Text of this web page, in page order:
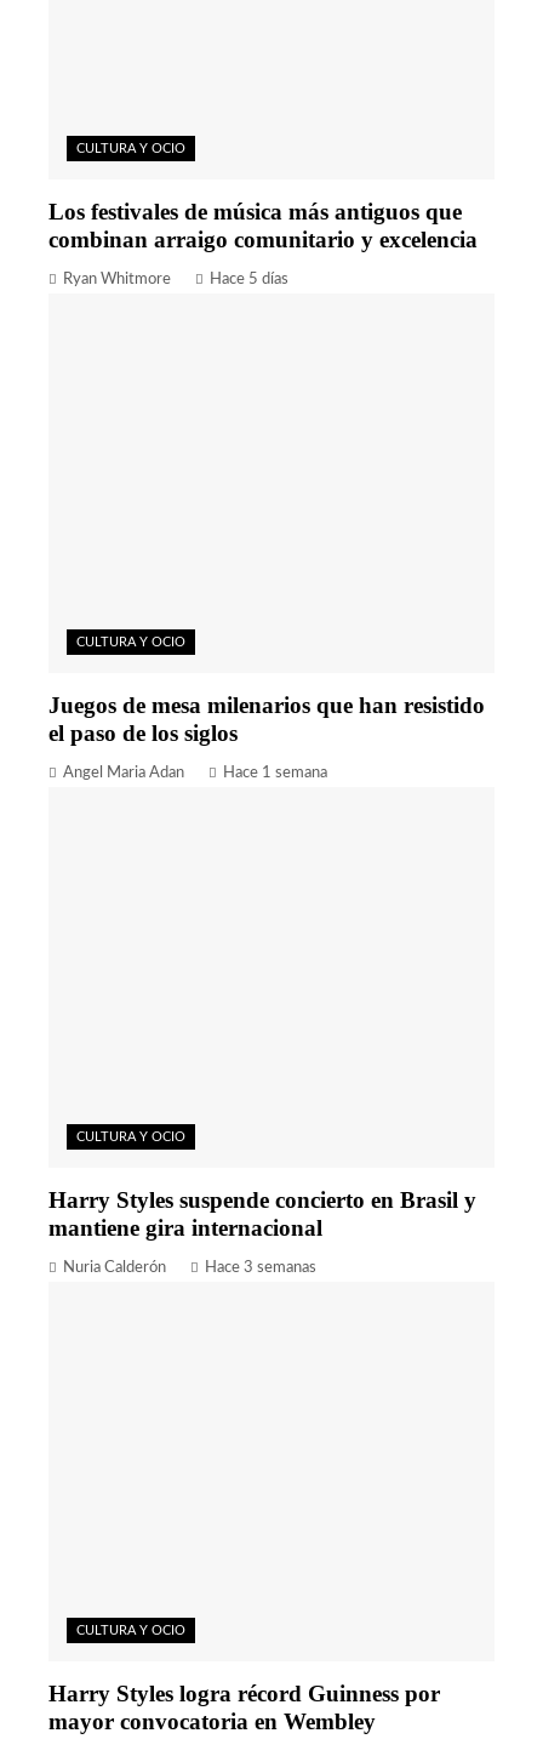
CULTURA Y OCIO
Los festivales de música más antiguos que
combinan arraigo comunitario y excelencia
Ryan Whitmore Hace 5 días
CULTURA Y OCIO
Juegos de mesa milenarios que han resistido
el paso de los siglos
Angel Maria Adan Hace 1 semana
CULTURA Y OCIO
Harry Styles suspende concierto en Brasil y
mantiene gira internacional
Nuria Calderón Hace 3 semanas
CULTURA Y OCIO
Harry Styles logra récord Guinness por
mayor convocatoria en Wembley